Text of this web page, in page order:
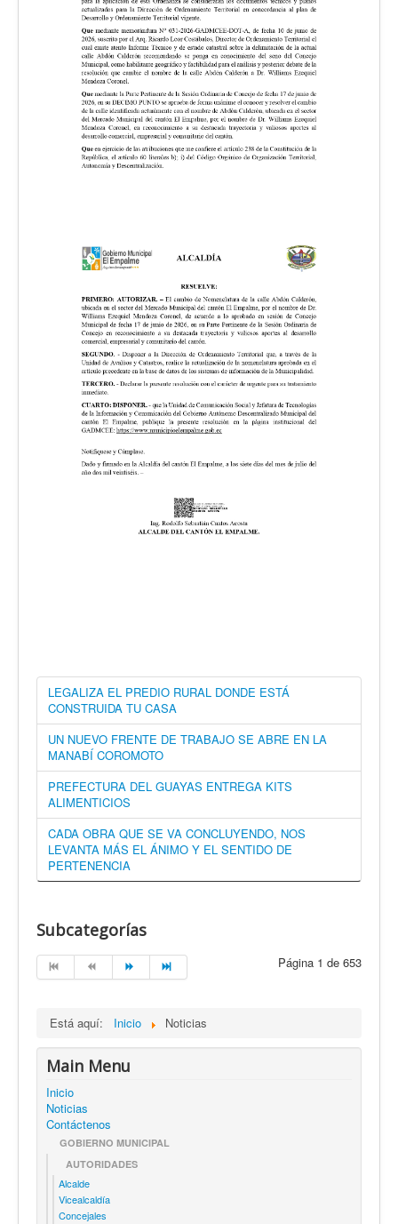
LEGALIZA EL PREDIO RURAL DONDE ESTÁ
CONSTRUIDA TU CASA
UN NUEVO FRENTE DE TRABAJO SE ABRE EN LA
MANABÍ COROMOTO
PREFECTURA DEL GUAYAS ENTREGA KITS
ALIMENTICIOS
CADA OBRA QUE SE VA CONCLUYENDO, NOS
LEVANTA MÁS EL ÁNIMO Y EL SENTIDO DE
PERTENENCIA
Subcategorías
Página 1 de 653
Está aquí: Inicio Noticias
Main Menu
Inicio
Noticias
Contáctenos
GOBIERNO MUNICIPAL
AUTORIDADES
Alcalde
Vicealcaldía
Concejales